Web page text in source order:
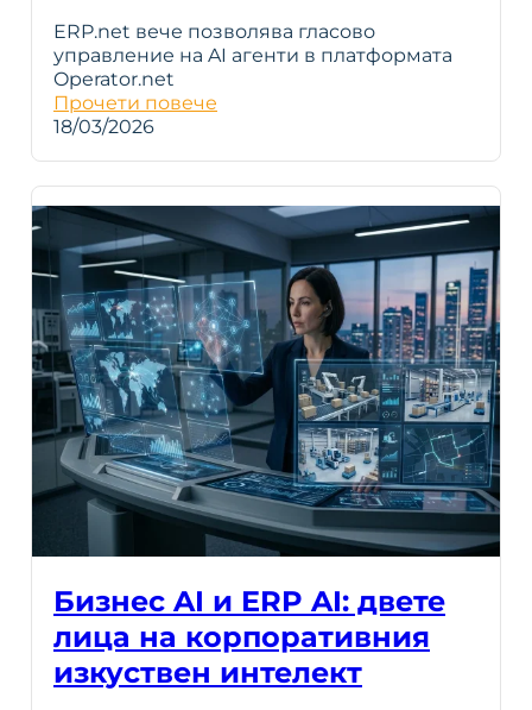
ERP.net вече позволява гласово
управление на AI агенти в платформата
Operator.net
Прочети повече
18/03/2026
Бизнес AI и ERP AI: двете
лица на корпоративния
изкуствен интелект